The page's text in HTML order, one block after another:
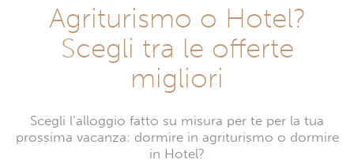
Agriturismo o Hotel?
Scegli tra le offerte
migliori
Scegli l’alloggio fatto su misura per te per la tua
prossima vacanza: dormire in agriturismo o dormire
in Hotel?